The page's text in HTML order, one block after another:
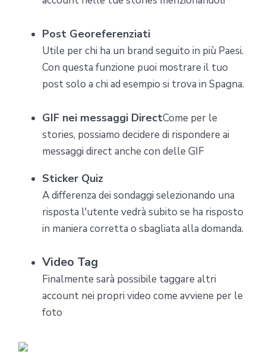
Post Georeferenziati
Utile per chi ha un brand seguito in più Paesi.
Con questa funzione puoi mostrare il tuo
post solo a chi ad esempio si trova in Spagna.
GIF nei messaggi DirectCome per le
stories, possiamo decidere di rispondere ai
messaggi direct anche con delle GIF
Sticker Quiz
A differenza dei sondaggi selezionando una
risposta l'utente vedrà subito se ha risposto
in maniera corretta o sbagliata alla domanda.
Video Tag
Finalmente sarà possibile taggare altri
account nei propri video come avviene per le
foto